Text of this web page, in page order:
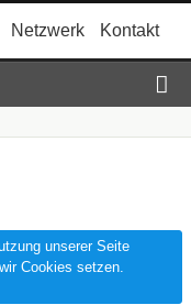
Netzwerk Kontakt
unserer Seite
Cookies setzen.